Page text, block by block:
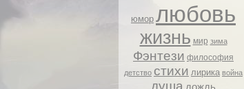
юмор любовь
жизнь мир зима
Фэнтези философия
детство стихи лирика война
душа дождь